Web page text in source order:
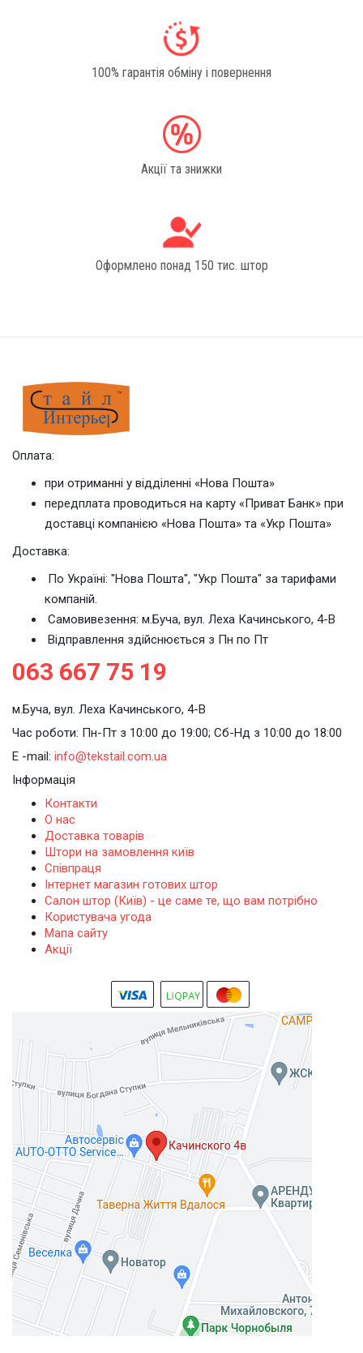
100% гарантія обміну і повернення
Акції та знижки
Оформлено понад 150 тис. штор
Оплата:
при отриманні у відділенні «Нова Пошта»
передплата проводиться на карту «Приват Банк» при
доставці компанією «Нова Пошта» та «Укр Пошта»
Доставка:
По Україні: "Нова Пошта", "Укр Пошта" за тарифами
компаній.
Cамовивезення: м.Буча, вул. Леха Качинського, 4-В
Відправлення здійснюється з Пн по Пт
063 667 75 19
м.Буча, вул. Леха Качинського, 4-В
Час роботи: Пн-Пт з 10:00 до 19:00; Сб-Нд з 10:00 до 18:00
E -mail: info@tekstail.com.ua
Інформація
Контакти
О нас
Доставка товарів
Штори на замовлення київ
Співпраця
Інтернет магазин готових штор
Салон штор (Київ) - це саме те, що вам потрібно
Користувача угода
Мапа сайту
Акції